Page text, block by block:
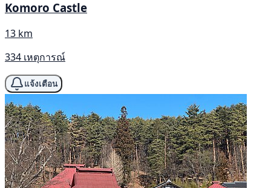
Komoro Castle
13 km
334 เหตุการณ์
แจ้งเตือน